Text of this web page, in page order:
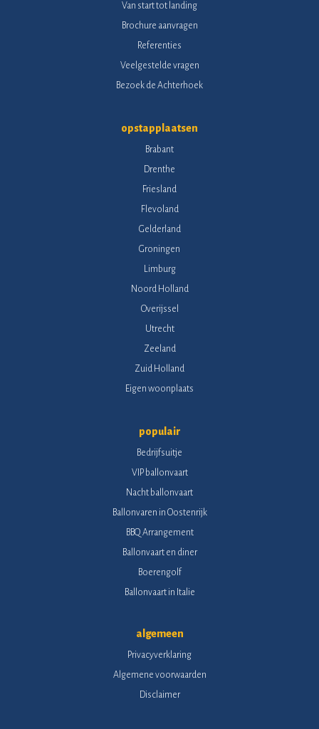
Van start tot landing
Brochure aanvragen
Referenties
Veelgestelde vragen
Bezoek de Achterhoek
opstapplaatsen
Brabant
Drenthe
Friesland
Flevoland
Gelderland
Groningen
Limburg
Noord Holland
Overijssel
Utrecht
Zeeland
Zuid Holland
Eigen woonplaats
populair
Bedrijfsuitje
VIP ballonvaart
Nacht ballonvaart
Ballonvaren in Oostenrijk
BBQ Arrangement
Ballonvaart en diner
Boerengolf
Ballonvaart in Italie
algemeen
Privacyverklaring
Algemene voorwaarden
Disclaimer